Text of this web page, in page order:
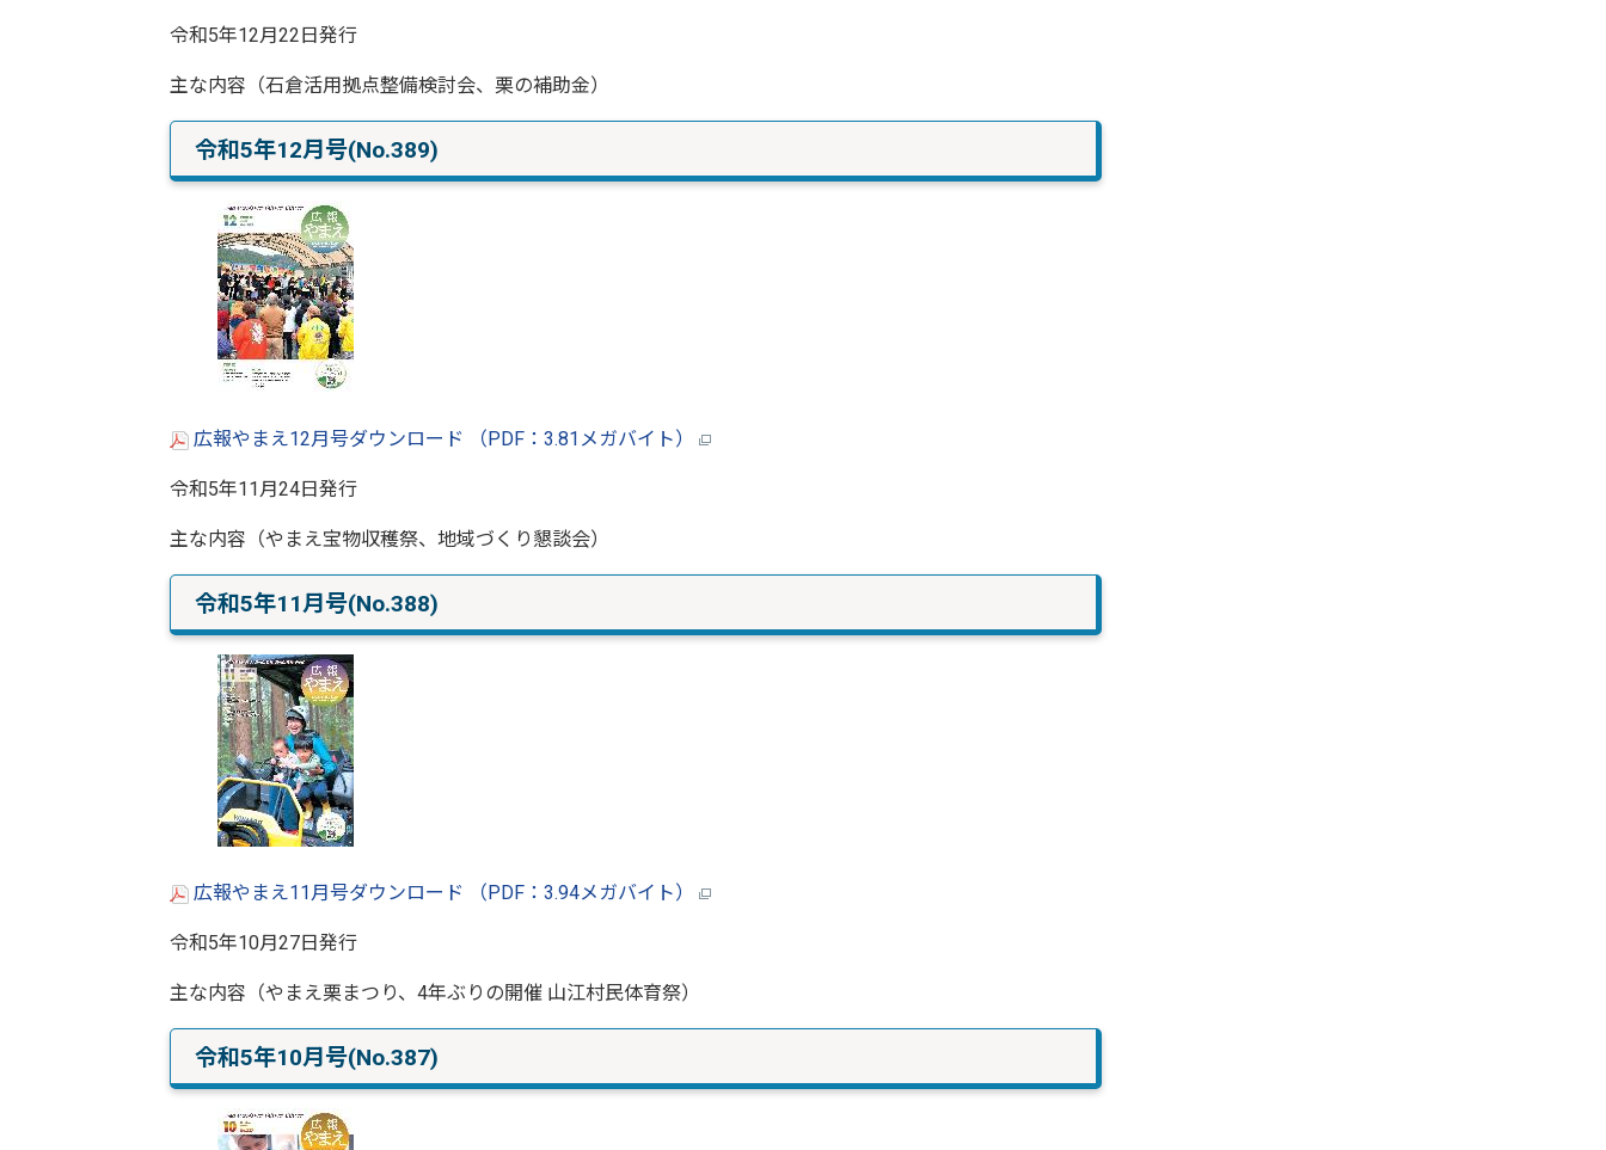
令和5年12月22日発行
主な内容（石倉活用拠点整備検討会、栗の補助金）
令和5年12月号(No.389)
広報やまえ12月号ダウンロード （PDF：3.81メガバイト）
令和5年11月24日発行
主な内容（やまえ宝物収穫祭、地域づくり懇談会）
令和5年11月号(No.388)
広報やまえ11月号ダウンロード （PDF：3.94メガバイト）
令和5年10月27日発行
主な内容（やまえ栗まつり、4年ぶりの開催 山江村民体育祭）
令和5年10月号(No.387)